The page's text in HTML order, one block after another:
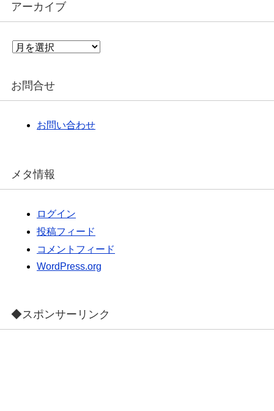
アーカイブ
ア
イ
お問合せ
お問い合わせ
メタ情報
ログイン
投稿フィード
コメントフィード
WordPress.org
◆スポンサーリンク